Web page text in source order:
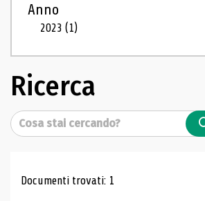
Anno
2023(1)
Ricerca
Cerca
Risultati di ricerca
Documenti trovati: 1